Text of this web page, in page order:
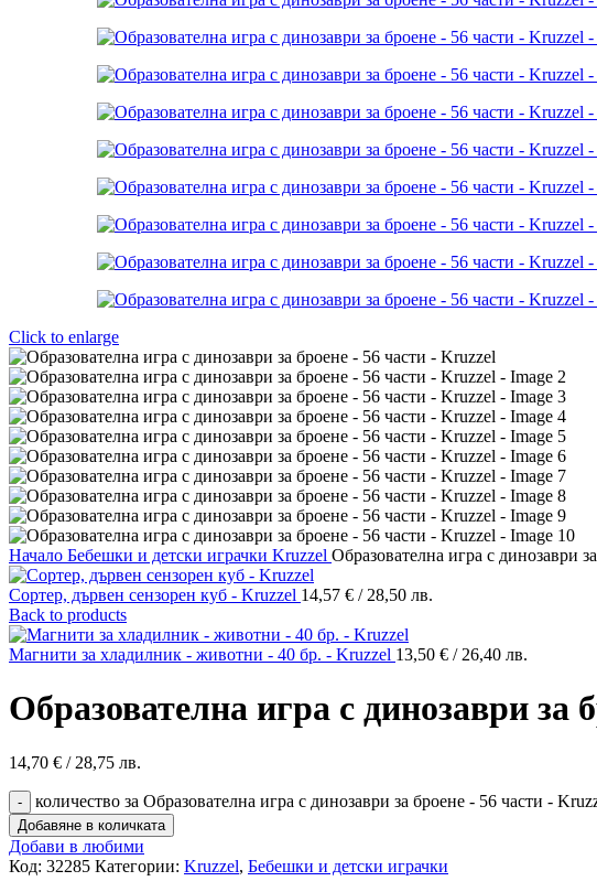
Click to enlarge
Начало Бебешки и детски играчки Kruzzel Образователна игра с динозаври
Сортер, дървен сензорен куб - Kruzzel 14,57 € / 28,50 лв.
Back to products
Магнити за хладилник - животни - 40 бр. - Kruzzel 13,50 € / 26,40 лв.
Образователна игра с динозаври за
14,70 € / 28,75 лв.
количество за Образователна игра с динозаври за броене - 56 части -
Добавяне в количката
Добави в любими
Код: 32285 Категории: Kruzzel, Бебешки и детски играчки